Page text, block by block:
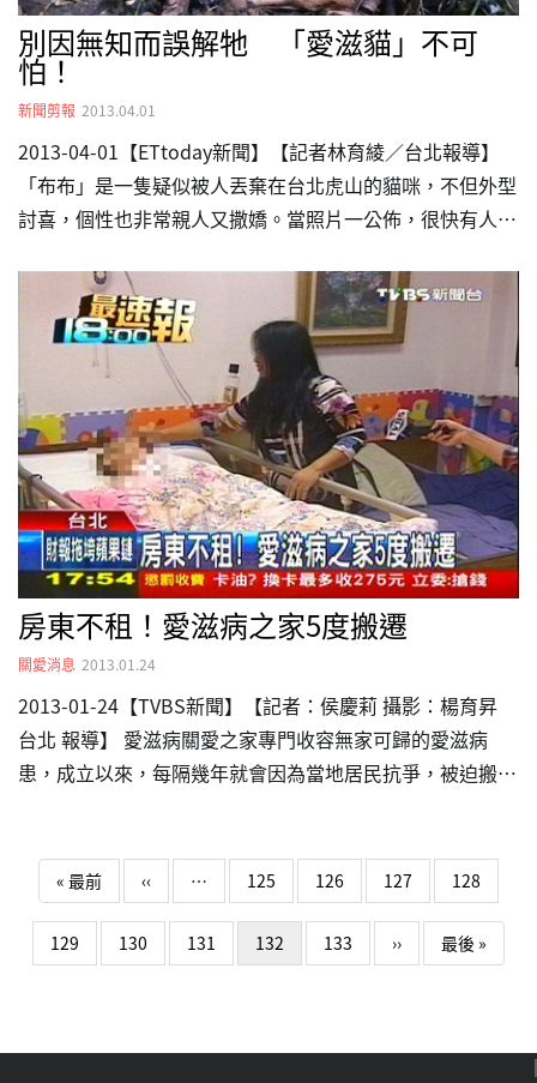
別因無知而誤解牠 「愛滋貓」不可
怕！
新聞剪報 2013.04.01
2013-04-01【ETtoday新聞】【記者林育綾／台北報導】
「布布」是一隻疑似被人丟棄在台北虎山的貓咪，不但外型
討喜，個性也非常親人又撒嬌。當照片一公佈，很快有人表
膽。其實貓愛滋並不會傳染給人類，牠也擁有幸福的權利，
而且只要好好照顧，終其一生不會發病，甚至還能跟其他的
貓維持正常社交生活。 ▲疑似被棄養在山中。（圖／Anan
／Jasmin提供） 住在台北的Anan是個平凡上班族，去年冬
天照慣例到虎山運動時，發現了一隻乾淨漂亮、尊貴肥胖，
毛色也柔軟光亮的流浪貓，牠就是「布布」。待在這樣的地
方，可想而知是被棄養的。但Anan…
房東不租！愛滋病之家5度搬遷
關愛消息 2013.01.24
2013-01-24【TVBS新聞】【記者：侯慶莉 攝影：楊育昇
台北 報導】 愛滋病關愛之家專門收容無家可歸的愛滋病
患，成立以來，每隔幾年就會因為當地居民抗爭，被迫搬
病友們只能住到年底就得另覓新居，5度搬遷，讓關愛之家
不勝苦惱。關愛之家協會秘書長楊婕妤：「他住在這裡7、8
年了。」小小的空間裡擺滿病床，床上躺的全是愛滋病患，
他們無家可歸，只有「關愛之家」敞開大門，收容他們。
Pagination
« 最前First page
‹‹Previous page
… 125 126 127 128
129 130 131 132 133 ››下一頁最後 »Last